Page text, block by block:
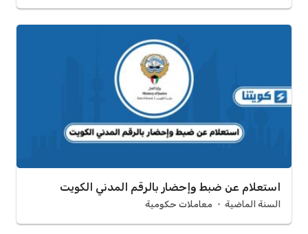
استعلام عن ضبط وإحضار بالرقم المدني الكويت
السنة الماضية معاملات حكومية